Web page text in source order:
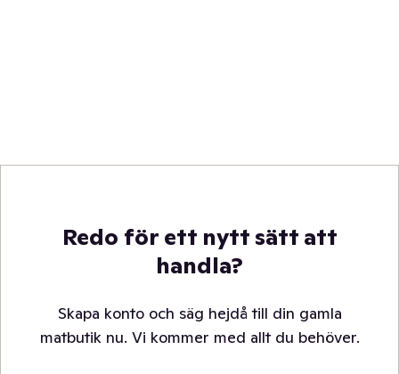
Redo för ett nytt sätt att
handla?
Skapa konto och säg hejdå till din gamla
matbutik nu. Vi kommer med allt du behöver.